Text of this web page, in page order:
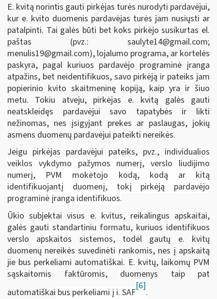
E. kvitą norintis gauti pirkėjas turės nurodyti pardavėjui,
kur e. kvito duomenis pardavėjas turės jam nusiųsti ar
patalpinti. Tai galės būti bet koks pirkėjo susikurtas el.
paštas (pvz.: saulyte14@gmail.com;
menulis19@gmail.com), lojalumo programa, ar kortelės
paskyra, pagal kuriuos pardavėjo programinė įranga
atpažins, bet neidentifikuos, savo pirkėją ir pateiks jam
popierinio kvito skaitmeninę kopiją, kaip yra ir šiuo
metu. Tokiu atveju, pirkėjas e. kvitą galės gauti
neatskleidęs pardavėjui savo tapatybės ir likti
nežinomas, nes įsigyjant prekes ar paslaugas, jokių
asmens duomenų pardavėjui pateikti nereikės.
Jeigu pirkėjas pardavėjui pateiks, pvz., individualios
veiklos vykdymo pažymos numerį, verslo liudijimo
numerį, PVM mokėtojo kodą, kodą ar kitą
identifikuojantį duomenį, tokį pirkėją pardavėjo
programinė įranga identifikuos.
Ūkio subjektai visus e. kvitus, reikalingus apskaitai,
galės gauti standartiniu formatu, kuriuos identifikuos
verslo apskaitos sistemos, todėl gautų e. kvitų
duomenų nereikės suvedinėti rankomis, nes į apskaitą
jie bus perkeliami automatiškai. E. kvitų, laikomų PVM
sąskaitomis faktūromis, duomenys taip pat
automatiškai bus perkeliami į i. SAF
[6]
.